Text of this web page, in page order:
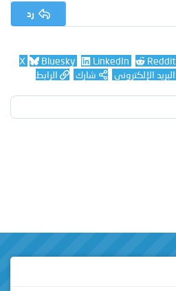
رد
X Bluesky LinkedIn Reddit
البريد الإلكتروني شارك الرابط